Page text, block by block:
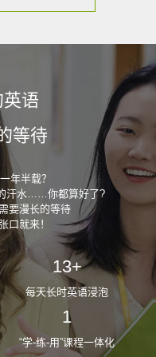
语
等待
年半载？
汗水……你都算好了?
要漫长的等待
口就来！
13+
每天长时英语浸泡
1
“学-练-用”课程一体化